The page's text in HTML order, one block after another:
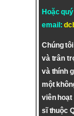
Hoặc
email:
Chúng
và trân
và thính
một
viên hoạt
sĩ thuộc